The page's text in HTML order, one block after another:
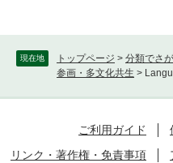
現在地 トップページ > 分類でさ
参画・多文化共生 >
ご利用ガイド
リンク・著作権・免責事項